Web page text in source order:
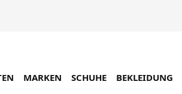
MARKEN SCHUHE BEKLEIDUNG